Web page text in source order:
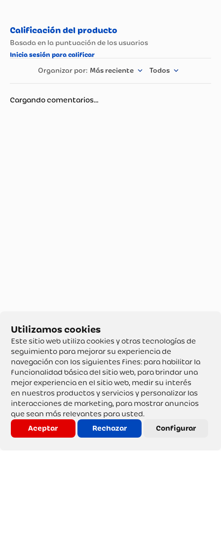
Este sitio web utiliza cookies y otras tecnologías de
seguimiento para mejorar su experiencia de
navegación con los siguientes fines: para habilitar la
funcionalidad básica del sitio web, para brindar una
mejor experiencia en el sitio web, medir su interés
en nuestros productos y servicios y personalizar las
interacciones de marketing, para mostrar anuncios
que sean más relevantes para usted.
Aceptar
Rechazar Configurar
Más reciente Todos
Cargando comentarios…